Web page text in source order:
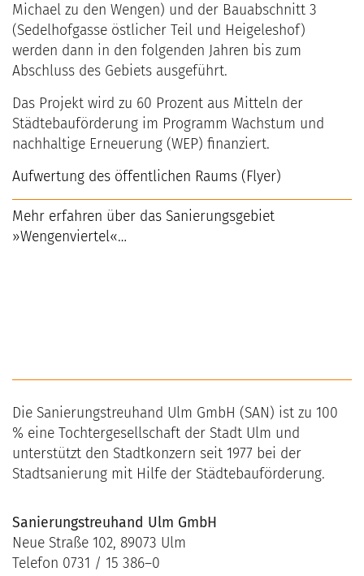
Michael zu den Wengen) und der Bauabschnitt 3
(Sedelhofgasse östlicher Teil und Heigeleshof)
werden dann in den folgenden Jahren bis zum
Abschluss des Gebiets ausgeführt.
Das Projekt wird zu 60 Prozent aus Mitteln der
Städtebauförderung im Programm Wachstum und
nachhaltige Erneuerung (WEP) finanziert.
Aufwertung des öffentlichen Raums (Flyer)
Mehr erfahren über das Sanierungsgebiet
»Wengenviertel«…
Die Sanierungstreuhand Ulm GmbH (SAN) ist zu 100
% eine Tochtergesellschaft der Stadt Ulm und
unterstützt den Stadtkonzern seit 1977 bei der
Stadtsanierung mit Hilfe der Städtebauförderung.
Sanierungstreuhand Ulm GmbH
Neue Straße 102, 89073 Ulm
Telefon 0731 / 15 386–0